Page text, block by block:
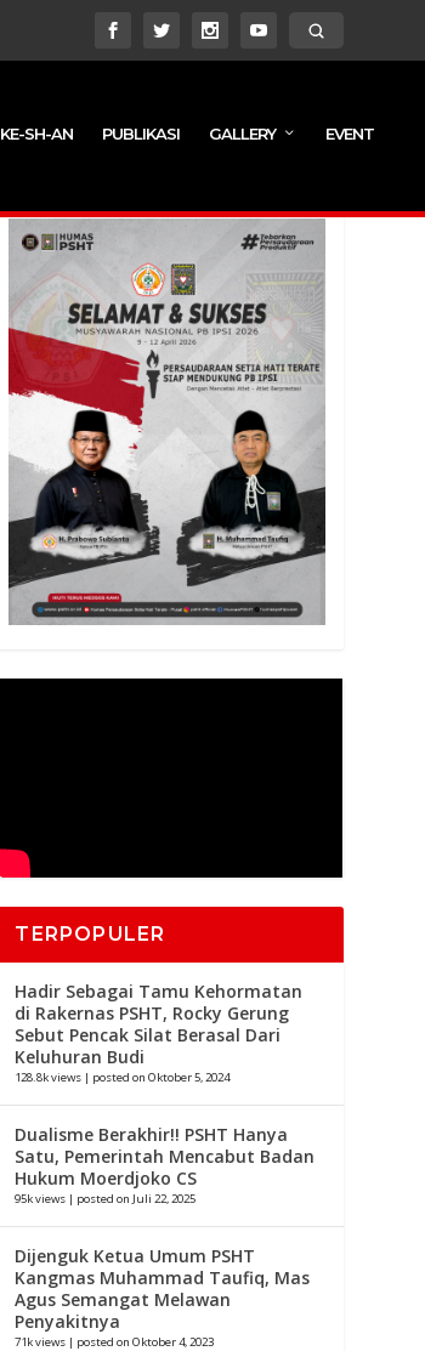
KE-SH-AN PUBLIKASI GALLERY EVENT
TERPOPULER
Hadir Sebagai Tamu Kehormatan
di Rakernas PSHT, Rocky Gerung
Sebut Pencak Silat Berasal Dari
Keluhuran Budi
128.8k views | posted on Oktober 5, 2024
Dualisme Berakhir!! PSHT Hanya
Satu, Pemerintah Mencabut Badan
Hukum Moerdjoko CS
95k views | posted on Juli 22, 2025
Dijenguk Ketua Umum PSHT
Kangmas Muhammad Taufiq, Mas
Agus Semangat Melawan
Penyakitnya
71k views | posted on Oktober 4, 2023